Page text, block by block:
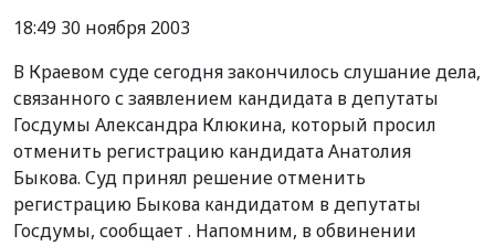
18:49 30 ноября 2003
В Краевом суде сегодня закончилось слушание дела,
связанного с заявлением кандидата в депутаты
Госдумы Александра Клюкина, который просил
отменить регистрацию кандидата Анатолия
Быкова. Суд принял решение отменить
регистрацию Быкова кандидатом в депутаты
Госдумы, сообщает . Напомним, в обвинении